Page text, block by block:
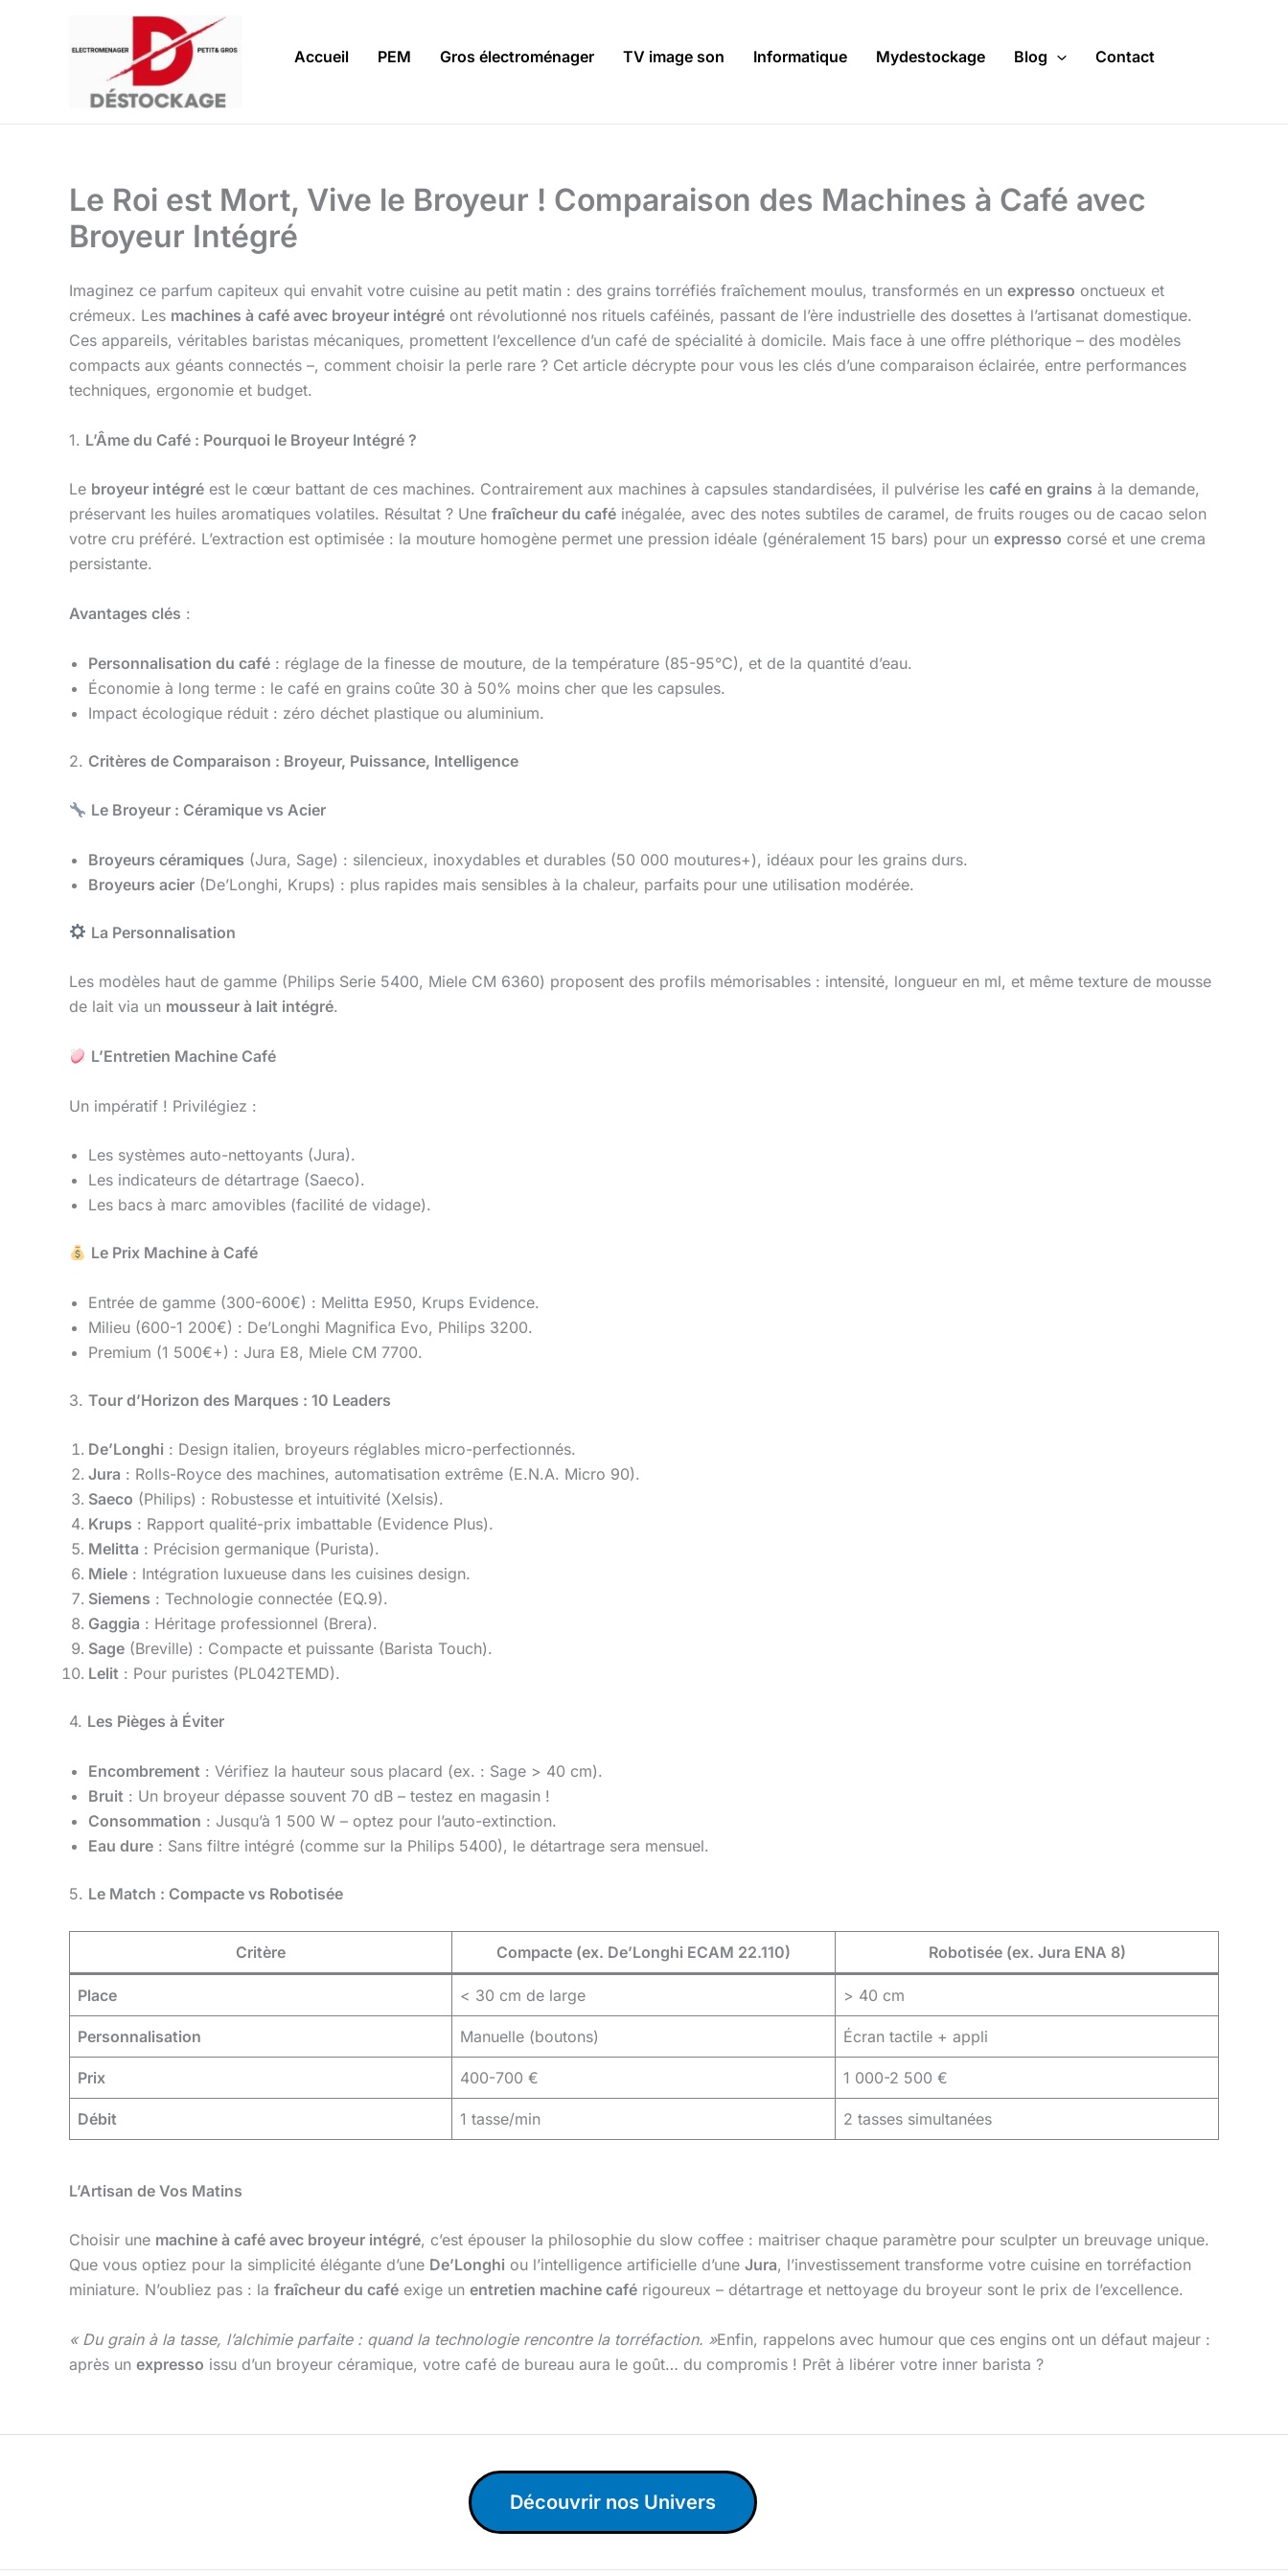
Accueil PEM Gros électroménager TV image son Informatique Mydestockage Blog Contact
Le Roi est Mort, Vive le Broyeur ! Comparaison des Machines à Café avec
Broyeur Intégré
Imaginez ce parfum capiteux qui envahit votre cuisine au petit matin : des grains torréfiés fraîchement moulus, transformés en un expresso onctueux et
crémeux. Les machines à café avec broyeur intégré ont révolutionné nos rituels caféinés, passant de l’ère industrielle des dosettes à l’artisanat domestique.
Ces appareils, véritables baristas mécaniques, promettent l’excellence d’un café de spécialité à domicile. Mais face à une offre pléthorique – des modèles
compacts aux géants connectés –, comment choisir la perle rare ? Cet article décrypte pour vous les clés d’une comparaison éclairée, entre performances
techniques, ergonomie et budget.
1. L’Âme du Café : Pourquoi le Broyeur Intégré ?
Le broyeur intégré est le cœur battant de ces machines. Contrairement aux machines à capsules standardisées, il pulvérise les café en grains à la demande,
préservant les huiles aromatiques volatiles. Résultat ? Une fraîcheur du café inégalée, avec des notes subtiles de caramel, de fruits rouges ou de cacao selon
votre cru préféré. L’extraction est optimisée : la mouture homogène permet une pression idéale (généralement 15 bars) pour un expresso corsé et une crema
persistante.
Avantages clés :
Personnalisation du café : réglage de la finesse de mouture, de la température (85-95°C), et de la quantité d’eau.
Économie à long terme : le café en grains coûte 30 à 50% moins cher que les capsules.
Impact écologique réduit : zéro déchet plastique ou aluminium.
2. Critères de Comparaison : Broyeur, Puissance, Intelligence
Le Broyeur : Céramique vs Acier
Broyeurs céramiques (Jura, Sage) : silencieux, inoxydables et durables (50 000 moutures+), idéaux pour les grains durs.
Broyeurs acier (De’Longhi, Krups) : plus rapides mais sensibles à la chaleur, parfaits pour une utilisation modérée.
La Personnalisation
Les modèles haut de gamme (Philips Serie 5400, Miele CM 6360) proposent des profils mémorisables : intensité, longueur en ml, et même texture de mousse
de lait via un mousseur à lait intégré.
L’Entretien Machine Café
Un impératif ! Privilégiez :
Les systèmes auto-nettoyants (Jura).
Les indicateurs de détartrage (Saeco).
Les bacs à marc amovibles (facilité de vidage).
Le Prix Machine à Café
Entrée de gamme (300-600€) : Melitta E950, Krups Evidence.
Milieu (600-1 200€) : De’Longhi Magnifica Evo, Philips 3200.
Premium (1 500€+) : Jura E8, Miele CM 7700.
3. Tour d’Horizon des Marques : 10 Leaders
De’Longhi : Design italien, broyeurs réglables micro-perfectionnés.
Jura : Rolls-Royce des machines, automatisation extrême (E.N.A. Micro 90).
Saeco (Philips) : Robustesse et intuitivité (Xelsis).
Krups : Rapport qualité-prix imbattable (Evidence Plus).
Melitta : Précision germanique (Purista).
Miele : Intégration luxueuse dans les cuisines design.
Siemens : Technologie connectée (EQ.9).
Gaggia : Héritage professionnel (Brera).
Sage (Breville) : Compacte et puissante (Barista Touch).
Lelit : Pour puristes (PL042TEMD).
4. Les Pièges à Éviter
Encombrement : Vérifiez la hauteur sous placard (ex. : Sage > 40 cm).
Bruit : Un broyeur dépasse souvent 70 dB – testez en magasin !
Consommation : Jusqu’à 1 500 W – optez pour l’auto-extinction.
Eau dure : Sans filtre intégré (comme sur la Philips 5400), le détartrage sera mensuel.
5. Le Match : Compacte vs Robotisée
Critère Compacte (ex. De’Longhi ECAM 22.110) Robotisée (ex. Jura ENA 8)
Place < 30 cm de large > 40 cm
Personnalisation Manuelle (boutons) Écran tactile + appli
Prix 400-700 € 1 000-2 500 €
Débit 1 tasse/min 2 tasses simultanées
L’Artisan de Vos Matins
Choisir une machine à café avec broyeur intégré, c’est épouser la philosophie du slow coffee : maitriser chaque paramètre pour sculpter un breuvage unique.
Que vous optiez pour la simplicité élégante d’une De’Longhi ou l’intelligence artificielle d’une Jura, l’investissement transforme votre cuisine en torréfaction
miniature. N’oubliez pas : la fraîcheur du café exige un entretien machine café rigoureux – détartrage et nettoyage du broyeur sont le prix de l’excellence.
« Du grain à la tasse, l’alchimie parfaite : quand la technologie rencontre la torréfaction. »Enfin, rappelons avec humour que ces engins ont un défaut majeur :
après un expresso issu d’un broyeur céramique, votre café de bureau aura le goût… du compromis ! Prêt à libérer votre inner barista ?
Découvrir nos Univers